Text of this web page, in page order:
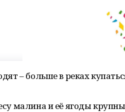
– больше в реках
малина и её ягоды